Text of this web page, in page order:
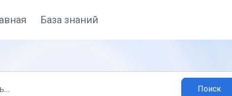
База знаний